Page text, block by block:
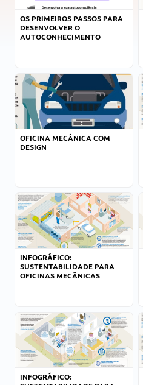
OS PRIMEIROS PASSOS PARA
DESENVOLVER O
AUTOCONHECIMENTO
OFICINA MECÂNICA COM
DESIGN
INFOGRÁFICO:
SUSTENTABILIDADE PARA
OFICINAS MECÂNICAS
INFOGRÁFICO: